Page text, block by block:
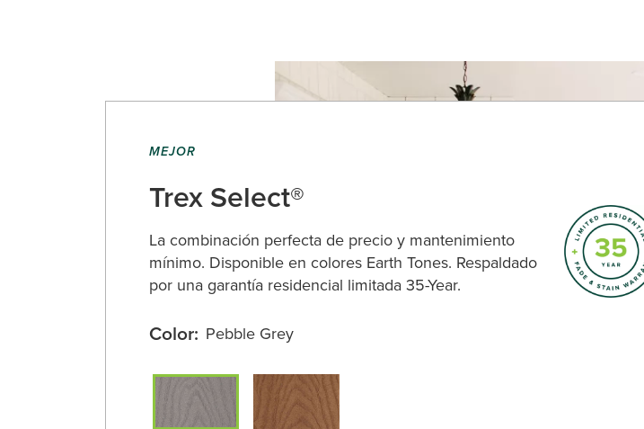
MEJOR
Trex Select®
La combinación perfecta de precio y mantenimiento
mínimo. Disponible en colores Earth Tones. Respaldado
por una garantía residencial limitada 35-Year.
Color: Pebble Grey